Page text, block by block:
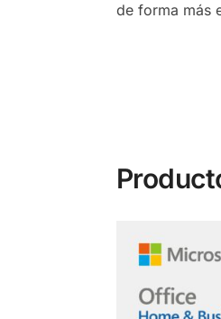
de forma más